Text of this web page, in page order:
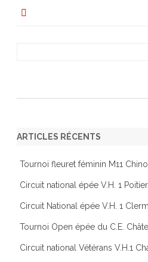
ARTICLES RÉCENTS
Tournoi fleuret féminin M11
Circuit national épée V.H. 1
Circuit National épée V.H. 1
Tournoi Open épée du C.E.
Circuit national Vétérans V.H.1